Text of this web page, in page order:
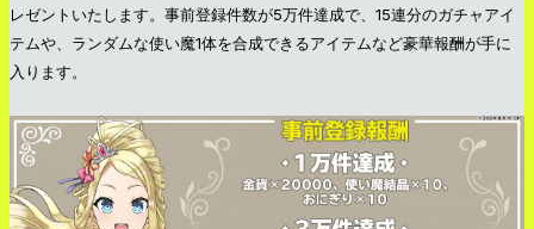
レゼントいたします。事前登録件数が5万件達成で、15連分のガチャアイ
テムや、ランダムな使い魔1体を合成できるアイテムなど豪華報酬が手に
入ります。